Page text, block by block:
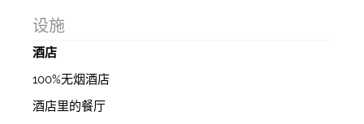
设施
酒店
100%无烟酒店
酒店里的餐厅